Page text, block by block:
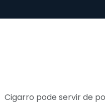
Cigarro pode servir de